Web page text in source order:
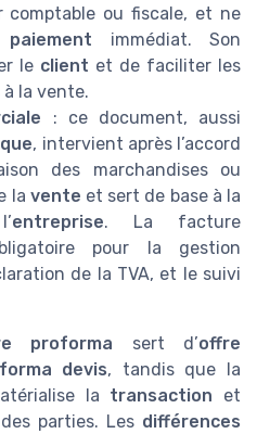
comptable ou fiscale, et ne
paiement immédiat. Son
le client et de faciliter les
la vente.
: ce document, aussi
, intervient après l’accord
des marchandises ou
la vente et sert de base à la
entreprise. La facture
pour la gestion
de la TVA, et le suivi
proforma sert d’offre
devis, tandis que la
la transaction et
parties. Les différences